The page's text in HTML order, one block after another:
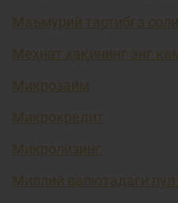
Маъмурий тартибга
Меҳнат ҳақининг энг
Микрозайм
Микрокредит
Микролизинг
Миллий валютадаги пул